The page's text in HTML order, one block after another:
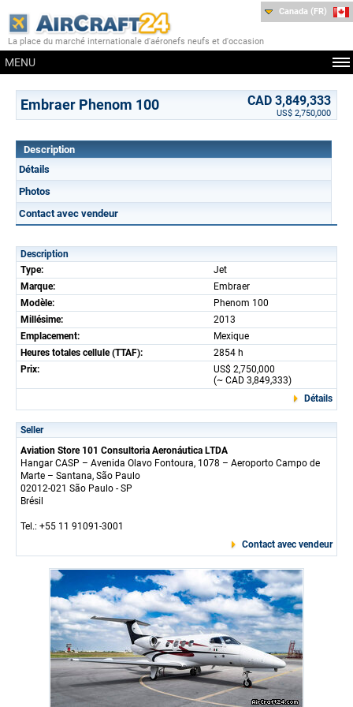
La place du marché internationale d'aéronefs neufs et d'occasion
MENU
Canada (FR)
Embraer Phenom 100 CAD 3,849,333
US$ 2,750,000
Description
Détails
Photos
Contact avec vendeur
Description
Type:
Jet
Marque:
Embraer
Modèle:
Phenom 100
Millésime:
2013
Emplacement:
Mexique
Heures totales cellule (TTAF):
2854 h
Prix:
US$ 2,750,000
(~ CAD 3,849,333)
Détails
Seller
Aviation Store 101 Consultoria Aeronáutica LTDA
Hangar CASP – Avenida Olavo Fontoura, 1078 – Aeroporto Campo de
Marte – Santana, São Paulo
02012-021 São Paulo - SP
Brésil
Tel.: +55 11 91091-3001
Contact avec vendeur